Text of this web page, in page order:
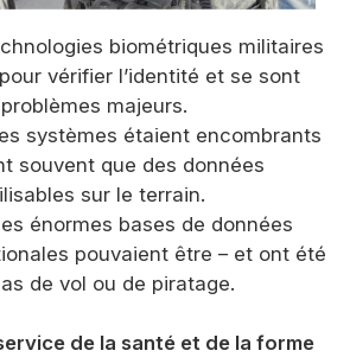
biométriques militaires
vérifier l’identité et se sont
majeurs.
systèmes étaient encombrants
souvent que des données
sur le terrain.
énormes bases de données
pouvaient être – et ont été
de vol ou de piratage.
de la santé et de la forme